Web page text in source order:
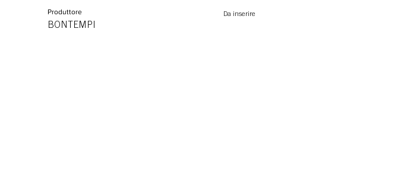
Produttore
BONTEMPI
Da inserire